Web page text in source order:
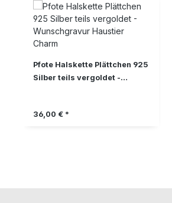
Pfote Halskette Plättchen 925
Silber teils vergoldet -
Regulärer Preis:
36,00 € *